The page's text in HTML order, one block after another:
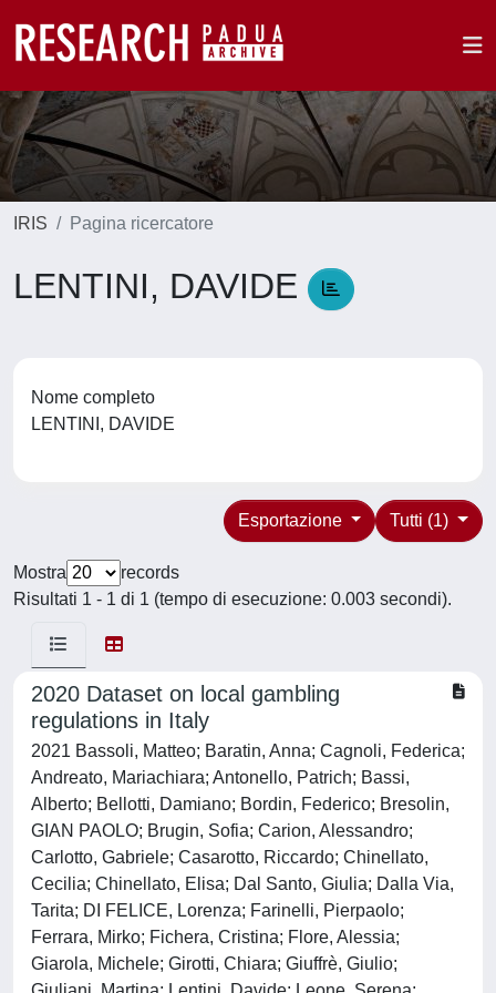
IRIS Pagina ricercatore
LENTINI, DAVIDE
Nome completo
LENTINI, DAVIDE
Tutti (1)
Esportazione
Mostra
records
Risultati 1 - 1 di 1 (tempo di esecuzione: 0.003 secondi).
2020 Dataset on local gambling
regulations in Italy
2021 Bassoli, Matteo; Baratin, Anna; Cagnoli, Federica;
Andreato, Mariachiara; Antonello, Patrich; Bassi,
Alberto; Bellotti, Damiano; Bordin, Federico; Bresolin,
GIAN PAOLO; Brugin, Sofia; Carion, Alessandro;
Carlotto, Gabriele; Casarotto, Riccardo; Chinellato,
Cecilia; Chinellato, Elisa; Dal Santo, Giulia; Dalla Via,
Tarita; DI FELICE, Lorenza; Farinelli, Pierpaolo;
Ferrara, Mirko; Fichera, Cristina; Flore, Alessia;
Giarola, Michele; Girotti, Chiara; Giuffrè, Giulio;